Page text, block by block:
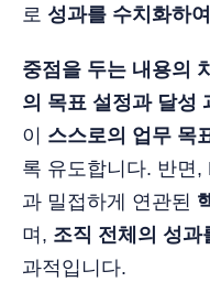
로 성과를 수치화하
중점을 두는 내용의
의 목표 설정과 달성
이 스스로의 업무 목
록 유도합니다. 반면,
과 밀접하게 연관된
며, 조직 전체의 성과
과적입니다.